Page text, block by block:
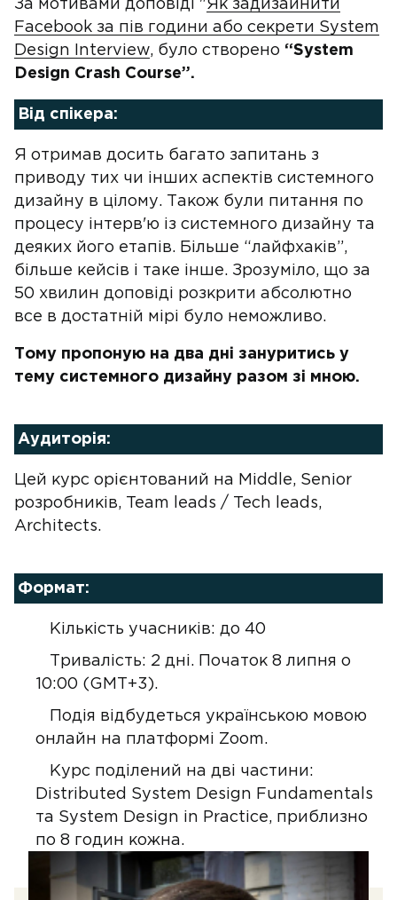
За мотивами доповіді "Як задизайнити
Facebook за пів години або секрети System
Design Interview, було створено “System
Design Crash Course”.
Від спікера:
Я отримав досить багато запитань з
приводу тих чи інших аспектів системного
дизайну в цілому. Також були питання по
процесу інтерв'ю із системного дизайну та
деяких його етапів. Більше “лайфхаків”,
більше кейсів і таке інше. Зрозуміло, що за
50 хвилин доповіді розкрити абсолютно
все в достатній мірі було неможливо.
Тому пропоную на два дні зануритись у
тему системного дизайну разом зі мною.
Аудиторія:
Цей курс орієнтований на Middle, Senior
розробників, Team leads / Tech leads,
Architects.
Формат:
Кількість учасників: до 40
Тривалість: 2 дні. Початок 8 липня о
10:00 (GMT+3).
Подія відбудеться українською мовою
онлайн на платформі Zoom.
Курс поділений на дві частини:
Distributed System Design Fundamentals
та System Design in Practice, приблизно
по 8 годин кожна.